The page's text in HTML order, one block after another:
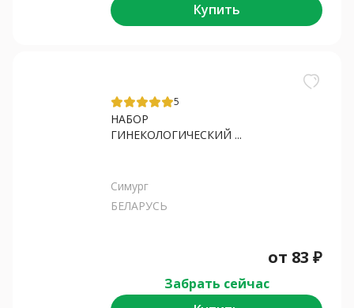
Купить
5
НАБОР
ГИНЕКОЛОГИЧЕСКИЙ ...
Симург
БЕЛАРУСЬ
от 83 ₽
Забрать сейчас